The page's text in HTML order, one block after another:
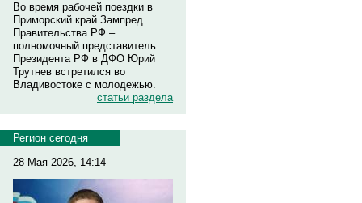
Во время рабочей поездки в
Приморский край Зампред
Правительства РФ –
полномочный представитель
Президента РФ в ДФО Юрий
Трутнев встретился во
Владивостоке с молодежью.
статьи раздела
Регион сегодня
28 Мая 2026, 14:14